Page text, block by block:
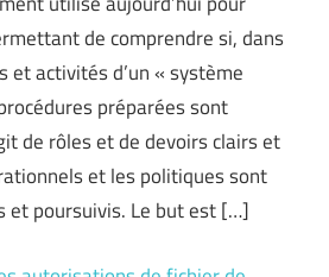
de comprendre si, dans
et activités d’un « système
préparées sont
de rôles et de devoirs clairs et
et les politiques sont
et poursuivis. Le but est […]